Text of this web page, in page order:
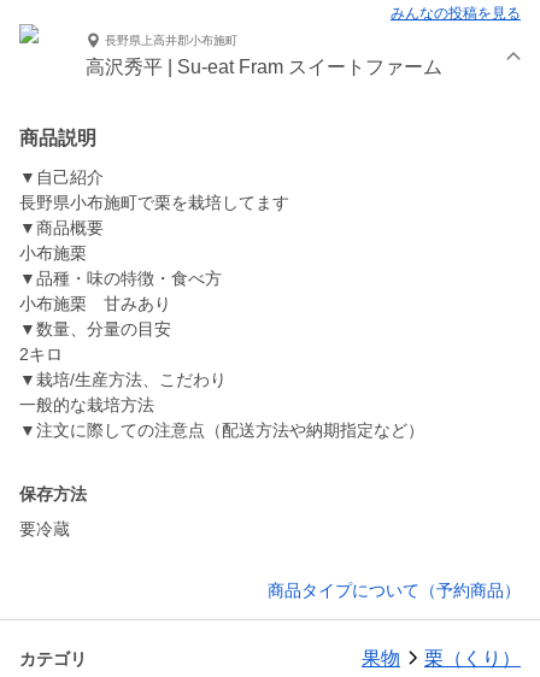
みんなの投稿を見る
長野県上高井郡小布施町
高沢秀平 | Su-eat Fram スイートファーム
商品説明
▼自己紹介
長野県小布施町で栗を栽培してます
▼商品概要
小布施栗
▼品種・味の特徴・食べ方
小布施栗 甘みあり
▼数量、分量の目安
2キロ
▼栽培/生産方法、こだわり
一般的な栽培方法
▼注文に際しての注意点（配送方法や納期指定など）
保存方法
要冷蔵
商品タイプについて（予約商品）
カテゴリ 果物 栗（くり）